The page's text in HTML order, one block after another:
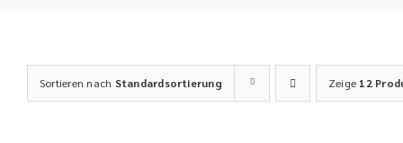
Sortieren nach Standardsortierung Zeige 12